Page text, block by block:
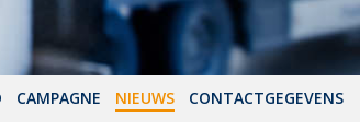
CAMPAGNE NIEUWS CONTACTGEGEVENS